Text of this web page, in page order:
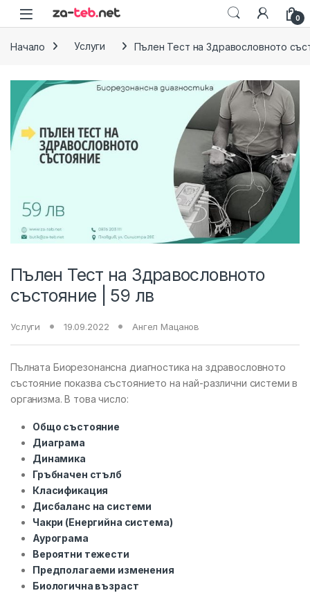
Skip to navigation
Skip to content
0
Начало Услуги Пълен Тест на Здравословното
Пълен Тест на Здравословното
състояние | 59 лв
Услуги 19.09.2022 Ангел Мацанов
Пълната Биорезонансна диагностика на здравословното
състояние показва състоянието на най-различни системи в
организма. В това число:
Общо състояние
Диаграма
Динамика
Гръбначен стълб
Класификация
Дисбаланс на системи
Чакри (Енергийна система)
Аурограма
Вероятни тежести
Предполагаеми изменения
Биологична възраст